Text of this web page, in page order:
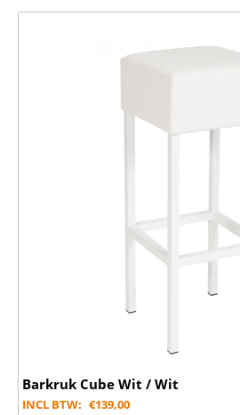
Barkruk Cube Wit / Wit
INCL BTW: €139,00